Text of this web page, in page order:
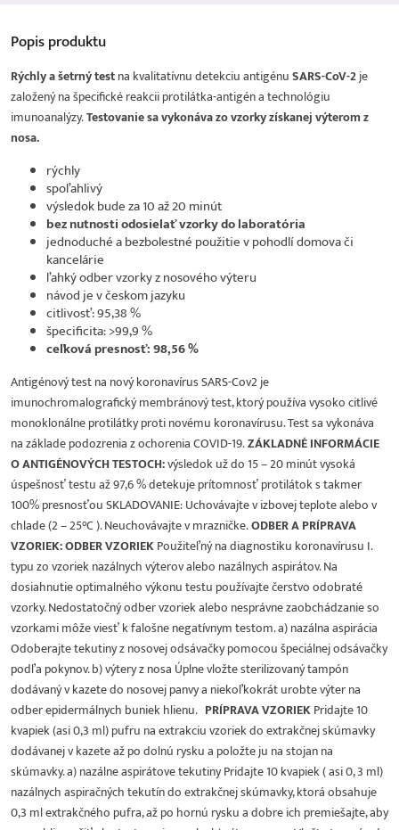
Popisproduktu
Rýchly a šetrný testna kvalitatívnu detekciu antigénuSARS-CoV-2je
založený na špecifické reakcii protilátka-antigén a technológiu
imunoanalýzy.Testovanie sa vykonáva zo vzorky získanej výterom z
nosa.
rýchly
spoľahlivý
výsledok bude za 10 až 20 minút
bez nutnosti odosielať vzorky do laboratória
jednoduché a bezbolestné použitie v pohodlí domova či
kancelárie
ľahký odber vzorky z nosového výteru
návod je v českom jazyku
citlivosť: 95,38 %
špecificita: >99,9 %
ceľková presnosť: 98,56 %
Antigénový test na nový koronavírus SARS-Cov2 je
imunochromalografický membránový test, ktorý používa vysoko citlivé
monoklonálne protilátky proti novému koronavírusu. Test sa vykonáva
na základe podozrenia z ochorenia COVID-19.ZÁKLADNÉ INFORMÁCIE
O ANTIGÉNOVÝCH TESTOCH:výsledok už do 15 – 20 minút vysoká
úspešnosť testu až 97,6 % detekuje prítomnosť protilátok s takmer
100% presnosťou SKLADOVANIE: Uchovávajte v izbovej teplote alebo v
chlade (2 – 25°C ). Neuchovávajte v mrazničke.ODBER A PRÍPRAVA
VZORIEK: ODBER VZORIEKPoužiteľný na diagnostiku koronavírusu I.
typu zo vzoriek nazálnych výterov alebo nazálnych aspirátov. Na
dosiahnutie optimalného výkonu testu používajte čerstvo odobraté
vzorky. Nedostatočný odber vzoriek alebo nesprávne zaobchádzanie so
vzorkami môže viesť k falošne negatívnym testom. a) nazálna aspirácia
Odoberajte tekutiny z nosovej odsávačky pomocou špeciálnej odsávačky
podľa pokynov. b) výtery z nosa Úplne vložte sterilizovaný tampón
dodávaný v kazete do nosovej panvy a niekoľkokrát urobte výter na
odber epidermálnych buniek hlienu. PRÍPRAVA VZORIEKPridajte 10
kvapiek (asi 0,3 ml) pufru na extrakciu vzoriek do extrakčnej skúmavky
dodávanej v kazete až po dolnú rysku a položte ju na stojan na
skúmavky. a) nazálne aspirátove tekutiny Pridajte 10 kvapiek ( asi 0, 3 ml)
nazálnych aspiračných tekutín do extrakčnej skúmavky, ktorá obsahuje
0,3 ml extrakčného pufra, až po hornú rysku a dobre ich premiešajte, aby